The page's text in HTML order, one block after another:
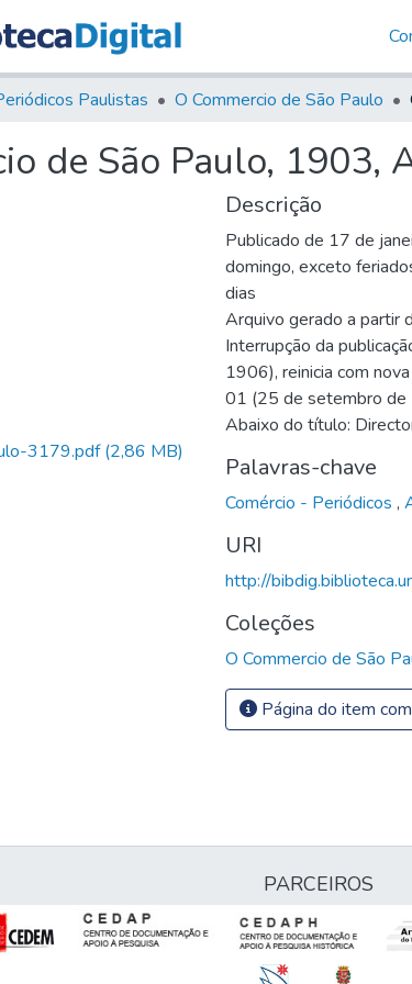
Paulistas O Commercio de São Paulo
de São Paulo, 1903,
3179.pdf(2,86 MB)
Descrição
Publicado de 17 de
domingo, exceto
dias
Arquivo gerado a partir
Interrupção da
1906), reinicia com
01 (25 de setembro de
Abaixo do título:
Palavras-chave
Comércio - Periódicos ,
URI
http://
Coleções
O Commercio de São
Página do item
PARCEIROS